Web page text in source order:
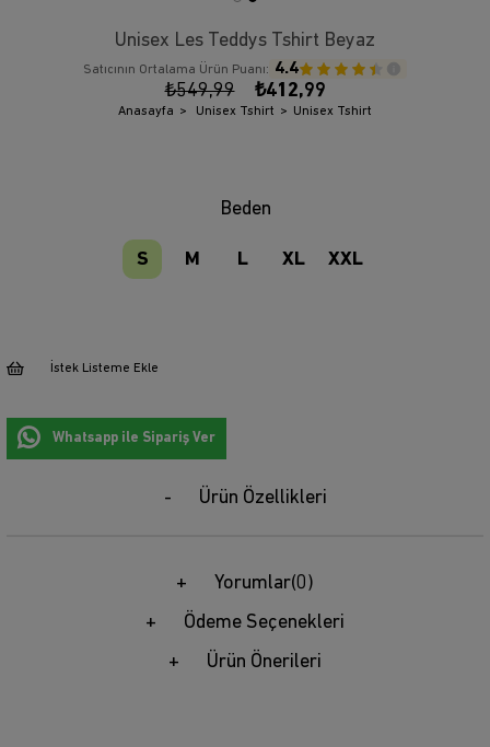
Unisex Les Teddys Tshirt Beyaz
Satıcının Ortalama Ürün Puanı: 4.4
₺549,99 ₺412,99
Anasayfa Unisex Tshirt Unisex Tshirt
Beden
S M L XL XXL
İstek Listeme Ekle
Whatsapp ile Sipariş Ver
Ürün Özellikleri
Yorumlar(0)
Ödeme Seçenekleri
Ürün Önerileri